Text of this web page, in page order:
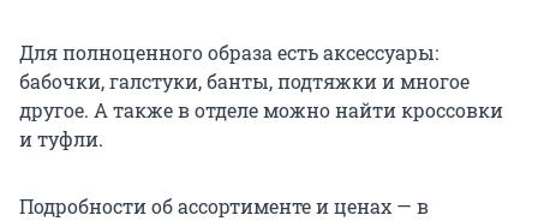
Для полноценного образа есть аксессуары:
бабочки, галстуки, банты, подтяжки и многое
другое. А также в отделе можно найти кроссовки
и туфли.
Подробности об ассортименте и ценах — в